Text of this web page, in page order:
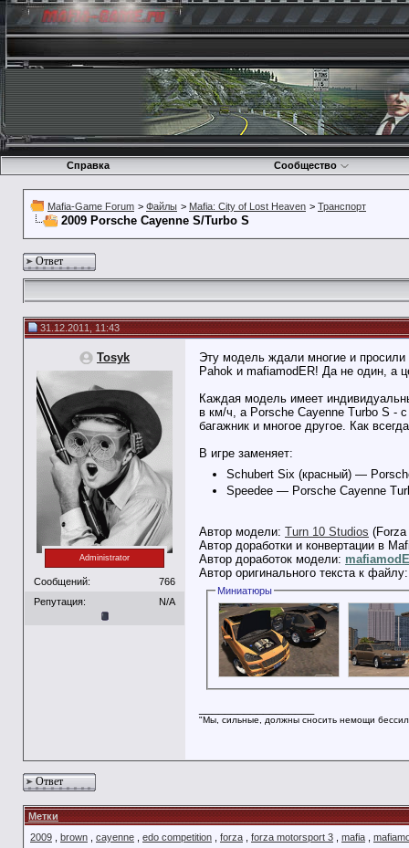
Справка Сообщество
Mafia-Game Forum > Файлы > Mafia: City of Lost Heaven > Транспорт
2009 Porsche Cayenne S/Turbo S
Ответ
31.12.2011, 11:43
Tosyk
Administrator
Сообщений:
766
Репутация:
N/A
Эту модель ждали многие и
Pahok и mafiamodER! Да не один, а
Каждая модель имеет
в км/ч, а Porsche Cayenne Turbo S -
багажник и многое другое. Как
В игре заменяет:
Schubert Six (красный) —
Speedee — Porsche Cayenne
Автор модели: Turn 10 Studios
Автор доработки и конвертации в
Автор доработок модели:
Автор оригинального текста к
Миниатюры
"Мы, сильные, должны сносить немощи
Ответ
Метки
2009
brown cayenne edo competition forza forza motorsport 3 mafia